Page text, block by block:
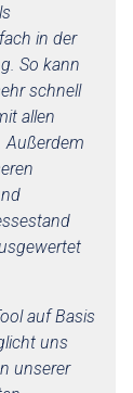
in der
So kann
schnell
allen
Außerdem
auf Basis
uns
unserer